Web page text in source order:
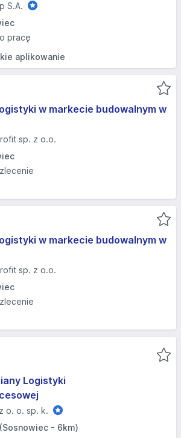
S.A.
pracę
aplikowanie
w markecie budowalnym w
sp. z o.o.
w markecie budowalnym w
sp. z o.o.
Logistyki
o. o. sp. k.
- 6km)